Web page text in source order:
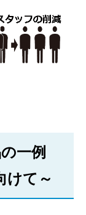
の一例
けて～